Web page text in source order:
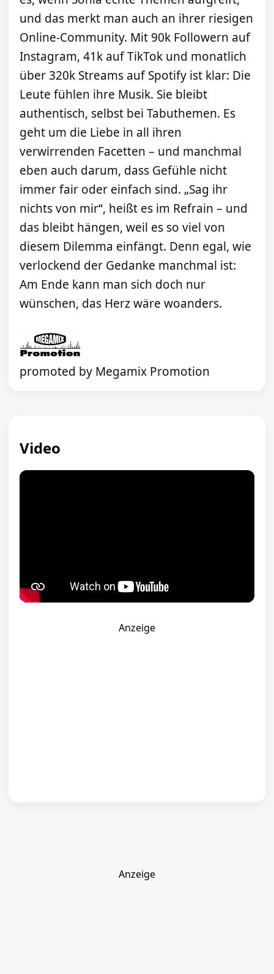
und das merkt man auch an ihrer riesigen
Online-Community. Mit 90k Followern auf
Instagram, 41k auf TikTok und monatlich
über 320k Streams auf Spotify ist klar: Die
Leute fühlen ihre Musik. Sie bleibt
authentisch, selbst bei Tabuthemen. Es
geht um die Liebe in all ihren
verwirrenden Facetten – und manchmal
eben auch darum, dass Gefühle nicht
immer fair oder einfach sind. „Sag ihr
nichts von mir“, heißt es im Refrain – und
das bleibt hängen, weil es so viel von
diesem Dilemma einfängt. Denn egal, wie
verlockend der Gedanke manchmal ist:
Am Ende kann man sich doch nur
wünschen, das Herz wäre woanders.
promoted by Megamix Promotion
Video
Anzeige
Anzeige